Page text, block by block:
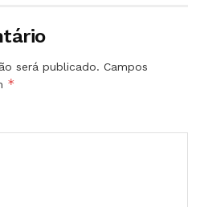
será publicado. Campos
*